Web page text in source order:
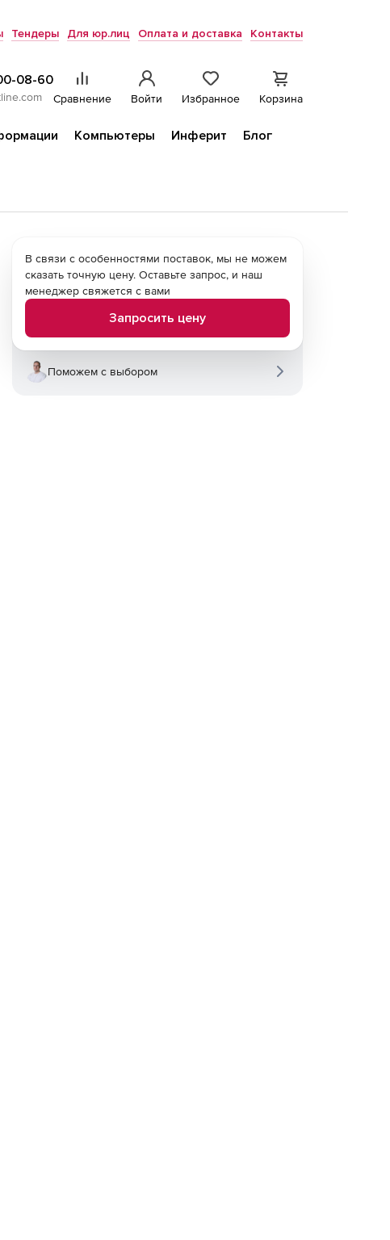
Тендеры Для юр.лиц Оплата и доставка Контакты
08-60
Сравнение Войти Избранное Корзина
Компьютеры Инферит
Блог
В связи с особенностями поставок, мы не можем
сказать точную цену. Оставьте запрос, и наш
менеджер свяжется с вами
Запросить цену
Поможем с выбором